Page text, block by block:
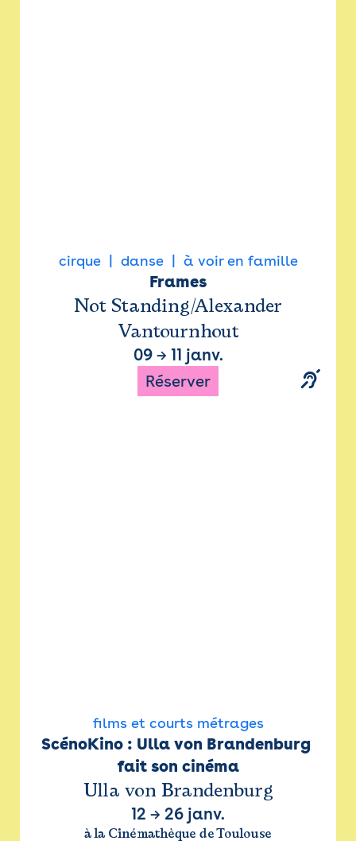
cirque danse à voir en famille
Frames
Not Standing/Alexander
Vantournhout
09→ 11 janv.
Réserver
films et courts métrages
ScénoKino : Ulla von Brandenburg
fait son cinéma
Ulla von Brandenburg
12 → 26 janv.
à la Cinémathèque de Toulouse